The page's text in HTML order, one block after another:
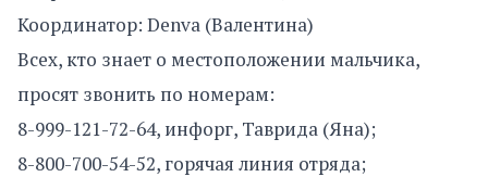
Координатор: Denva (Валентина)
Всех, кто знает о местоположении мальчика,
просят звонить по номерам:
8-999-121-72-64, инфорг, Таврида (Яна);
8-800-700-54-52, горячая линия отряда;